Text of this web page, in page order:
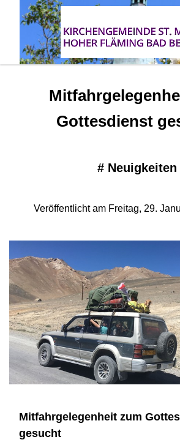
Gottesdienst
# Neuigkeiten
Veröffentlicht am Freitag, 29.
Mitfahrgelegenheit zum
gesucht